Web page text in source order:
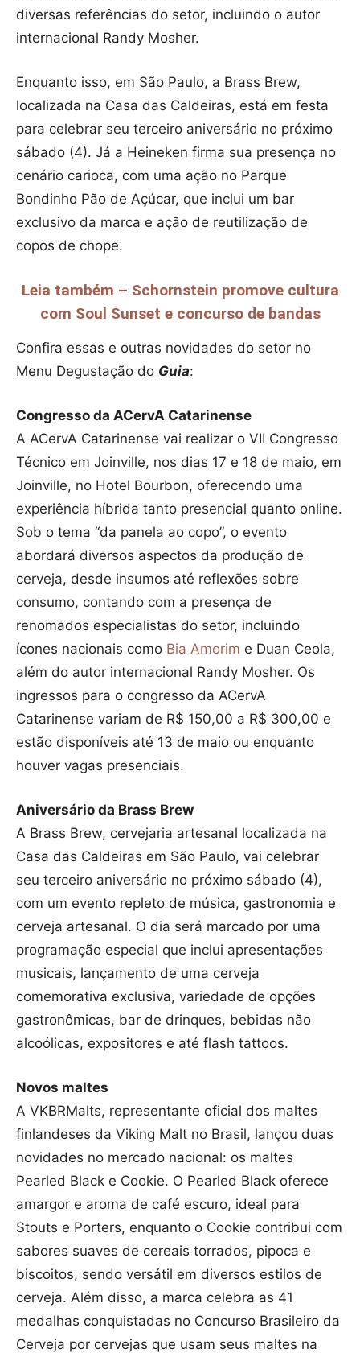
diversas referências do setor, incluindo o autor
internacional Randy Mosher.
Enquanto isso, em São Paulo, a Brass Brew,
localizada na Casa das Caldeiras, está em festa
para celebrar seu terceiro aniversário no próximo
sábado (4). Já a Heineken firma sua presença no
cenário carioca, com uma ação no Parque
Bondinho Pão de Açúcar, que inclui um bar
exclusivo da marca e ação de reutilização de
copos de chope.
Leia também – Schornstein promove cultura
com Soul Sunset e concurso de bandas
Confira essas e outras novidades do setor no
Menu Degustação do Guia:
Congresso da ACervA Catarinense
A ACervA Catarinense vai realizar o VII Congresso
Técnico em Joinville, nos dias 17 e 18 de maio, em
Joinville, no Hotel Bourbon, oferecendo uma
experiência híbrida tanto presencial quanto online.
Sob o tema “da panela ao copo”, o evento
abordará diversos aspectos da produção de
cerveja, desde insumos até reflexões sobre
consumo, contando com a presença de
renomados especialistas do setor, incluindo
ícones nacionais como Bia Amorim e Duan Ceola,
além do autor internacional Randy Mosher. Os
ingressos para o congresso da ACervA
Catarinense variam de R$ 150,00 a R$ 300,00 e
estão disponíveis até 13 de maio ou enquanto
houver vagas presenciais.
Aniversário da Brass Brew
A Brass Brew, cervejaria artesanal localizada na
Casa das Caldeiras em São Paulo, vai celebrar
seu terceiro aniversário no próximo sábado (4),
com um evento repleto de música, gastronomia e
cerveja artesanal. O dia será marcado por uma
programação especial que inclui apresentações
musicais, lançamento de uma cerveja
comemorativa exclusiva, variedade de opções
gastronômicas, bar de drinques, bebidas não
alcoólicas, expositores e até flash tattoos.
Novos maltes
A VKBRMalts, representante oficial dos maltes
finlandeses da Viking Malt no Brasil, lançou duas
novidades no mercado nacional: os maltes
Pearled Black e Cookie. O Pearled Black oferece
amargor e aroma de café escuro, ideal para
Stouts e Porters, enquanto o Cookie contribui com
sabores suaves de cereais torrados, pipoca e
biscoitos, sendo versátil em diversos estilos de
cerveja. Além disso, a marca celebra as 41
medalhas conquistadas no Concurso Brasileiro da
Cerveja por cervejas que usam seus maltes na